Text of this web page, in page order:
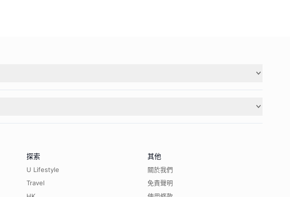
探索
U Lifestyle
Travel
其他
關於我們
免責聲明